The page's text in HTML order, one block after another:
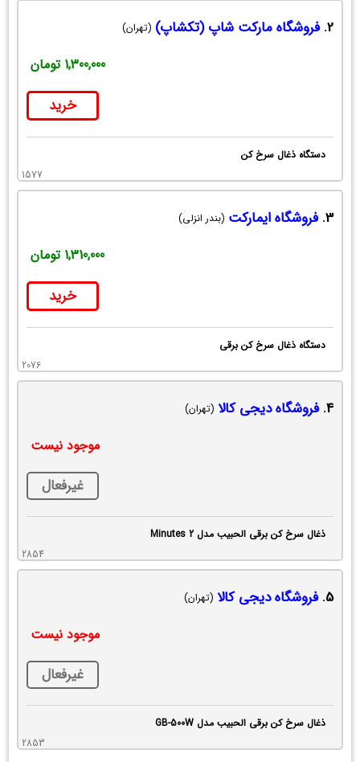
2. فروشگاه مارکت شاپ (تکشاپ) (تهران)
1,300,000 تومان
خرید
دستگاه ذغال سرخ کن
1577
3. فروشگاه ایمارکت (بندر انزلی)
1,310,000 تومان
خرید
دستگاه ذغال سرخ کن برقی
2076
4. فروشگاه دیجی کالا (تهران)
موجود نیست
غیرفعال
ذغال سرخ کن برقی الحبیب مدل 2 Minutes
2854
5. فروشگاه دیجی کالا (تهران)
موجود نیست
غیرفعال
ذغال سرخ کن برقی الحبیب مدل GB-500W
2853